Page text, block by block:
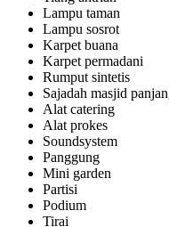
Lampu taman
Lampu sosrot
Karpet buana
Karpet permadani
Rumput sintetis
Sajadah masjid
Alat catering
Alat prokes
Soundsystem
Panggung
Mini garden
Partisi
Podium
Tirai